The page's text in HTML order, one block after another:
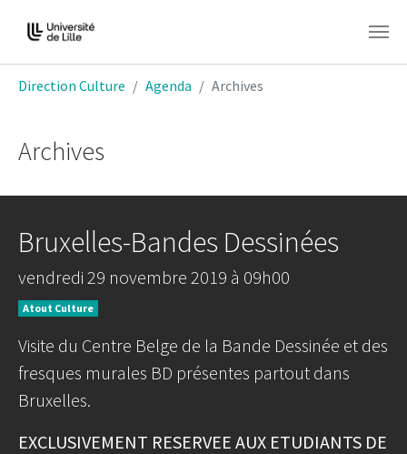
Direction Culture Agenda Archives
Archives
Bruxelles-Bandes Dessinées
vendredi 29 novembre 2019 à 09h00
Atout Culture
Visite du Centre Belge de la Bande Dessinée et des
fresques murales BD présentes partout dans
Bruxelles.
EXCLUSIVEMENT RESERVEE AUX ETUDIANTS DE